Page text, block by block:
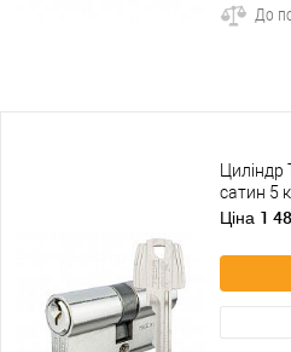
До
сатин 5
Ціна 1